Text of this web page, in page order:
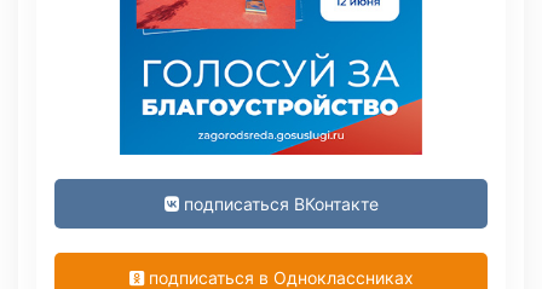
подписаться ВКонтакте
подписаться в Одноклассниках